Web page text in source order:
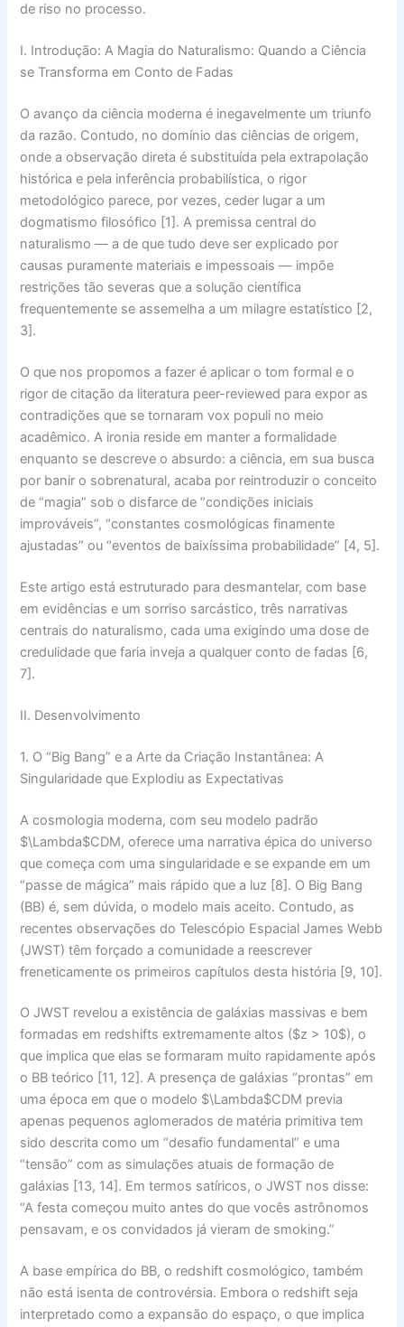
de riso no processo.
I. Introdução: A Magia do Naturalismo: Quando a Ciência
se Transforma em Conto de Fadas
O avanço da ciência moderna é inegavelmente um triunfo
da razão. Contudo, no domínio dasciências de origem,
onde a observação direta é substituída pelaextrapolação
histórica e pela inferência probabilística, o rigor
metodológico parece, por vezes, ceder lugar a um
dogmatismo filosófico [1]. A premissa central do
naturalismo — a de que tudo deve ser explicado por
causas puramente materiais e impessoais — impõe
restrições tão severas que a solução científica
frequentemente se assemelha a um milagre estatístico [2,
3].
O que nos propomos a fazer é aplicar otom formal e o
rigor de citação da literatura peer-reviewed para expor as
contradições que se tornaramvox populi no meio
acadêmico. A ironia reside em manter a formalidade
enquanto se descreve o absurdo: a ciência, em sua busca
por banir o sobrenatural, acaba por reintroduzir o conceito
de “magia” sob o disfarce de “condições iniciais
improváveis”, “constantes cosmológicas finamente
ajustadas” ou “eventos de baixíssima probabilidade” [4, 5].
Este artigo está estruturado para desmantelar, com base
em evidências e um sorriso sarcástico, três narrativas
centrais do naturalismo, cada uma exigindo uma dose de
credulidade que faria inveja a qualquer conto de fadas [6,
7].
II. Desenvolvimento
1. O “Big Bang” e a Arte da Criação Instantânea: A
Singularidade que Explodiu as Expectativas
A cosmologia moderna, com seu modelo padrão
$\Lambda$CDM, oferece uma narrativa épica do universo
que começa com uma singularidade e se expande em um
“passe de mágica” mais rápido que a luz [8]. O Big Bang
(BB) é, sem dúvida, o modelo mais aceito. Contudo, as
recentes observações do Telescópio Espacial James Webb
(JWST) têm forçado a comunidade a reescrever
freneticamente os primeiros capítulos desta história [9, 10].
O JWST revelou a existência de galáxias massivas e bem
formadas em redshifts extremamente altos ($z > 10$), o
que implica que elas se formaram muito rapidamente após
o BB teórico [11, 12]. A presença de galáxias “prontas” em
uma época em que o modelo $\Lambda$CDM previa
apenas pequenos aglomerados de matéria primitiva tem
sido descrita como um“desafio fundamental” e uma
“tensão” com as simulações atuais de formação de
galáxias [13, 14]. Em termos satíricos, o JWST nos disse:
“A festa começou muito antes do que vocês astrônomos
pensavam, e os convidados já vieram de smoking.”
A base empírica do BB, o redshift cosmológico, também
não está isenta de controvérsia. Embora o redshift seja
interpretado como a expansão do espaço, o que implica